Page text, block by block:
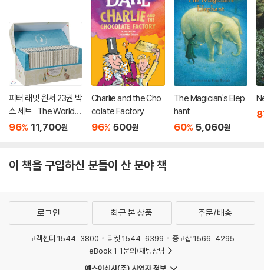
때로 그는 다정이 지나쳐 주변 사람에게 뒷통수를 맞고 중요한 배역을 뺏
겨도 그들이 잘 했기 때문이라고 진심으로 믿었다. 거친 엔터테인먼트 세
계에 발을 디뎠지만 야망 대신 성실함만 가진 그에게 꿈은 저 멀리 있는 것
만 같다.
아기 주드는 약국 앞 쓰레기통 속 아니면 그 옆에서 발견되었다. 수도원에
보내진 아기는 궁금증과 소유욕 같은 당연한 본능과 욕망을 가진 소년으로
자랐고 형제들은 자신의 과거를 궁금해하는 주드에게 멸시를 던진다. 이해
와 설명 대신 엄격한 규율만 존재하는 폐쇄된 수도원에서 그의 사소한 욕
가 되어간다. 그를 구원해줄 것 같던 이 조차도 다른 형제들과 다르지 않다
어른 주드는 남몰래 팔뚝에 면도칼을 긋는 버릇이 있다. 과거의 일로 불구
의 다리를 갖게 된 자신을 견딜 수 없을 때 마다, 겨우 얻게 된 사랑하는 사
람들로부터 버림받을 것 같다고 느낄 때 마다 자해로 스스로를 확인한다.
가끔은 너무 깊게 상처를 내는 바람에 대학 시절 친구인 소아과 의사 앤디
피터 래빗 원서 23권 박
스 세트 : The World o
f Peter Rabbit
96% 11,700원
Charlie and the Cho
colate Factory
96% 500원
The Magician's Elep
hant
60% 5,060원
이 책을 구입하신 분들이 산 분야 책
로그인 최근 본 상품 주문/배송
고객센터 1544-3800 티켓 1544-6399
중고샵 1566-4295
eBook 1:1문의/채팅상담